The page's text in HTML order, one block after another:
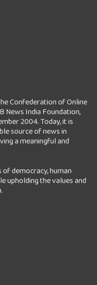
Confederation of Online
News India Foundation,
2004. Today, it is
source of news in
a meaningful and
democracy, human
upholding the values and